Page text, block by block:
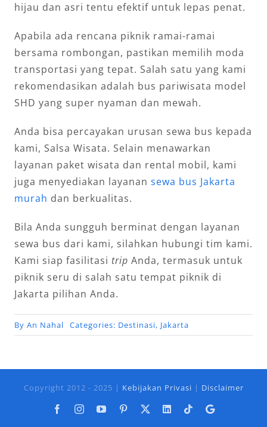
hijau dan asri tentu efektif untuk lepas penat.
Apabila ada rencana piknik ramai-ramai
bersama rombongan, pastikan memilih moda
transportasi yang tepat. Salah satu yang kami
rekomendasikan adalah bus pariwisata model
SHD yang super nyaman dan mewah.
Anda bisa percayakan urusan sewa bus kepada
kami, Salsa Wisata. Selain menawarkan
layanan paket wisata dan rental mobil, kami
juga menyediakan layanan sewa bus Jakarta
murah dan berkualitas.
Bila Anda sungguh berminat dengan layanan
sewa bus dari kami, silahkan hubungi tim kami.
Kami siap fasilitasi trip Anda, termasuk untuk
piknik seru di salah satu tempat piknik di
Jakarta pilihan Anda.
By An Nahal Categories: Destinasi, Jakarta
Copyright 2012 - 2025 | Kebijakan Privasi | Disclaimer
FacebookInstagramYouTubePinterest LinkedIn
TiktokGoogle